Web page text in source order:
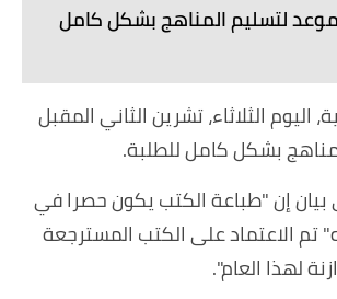
موعد لتسليم المناهج بشكل كامل
اليوم الثلاثاء، تشرين الثاني المقبل
بشكل كامل للطلبة.
بيان إن "طباعة الكتب يكون حصرا في
تم الاعتماد على الكتب المسترجعة
لهذا العام".